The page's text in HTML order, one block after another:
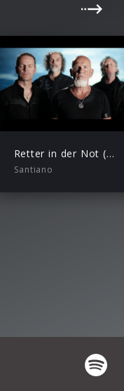
Retter in der Not (Offizielles Musikvideo)
Santiano